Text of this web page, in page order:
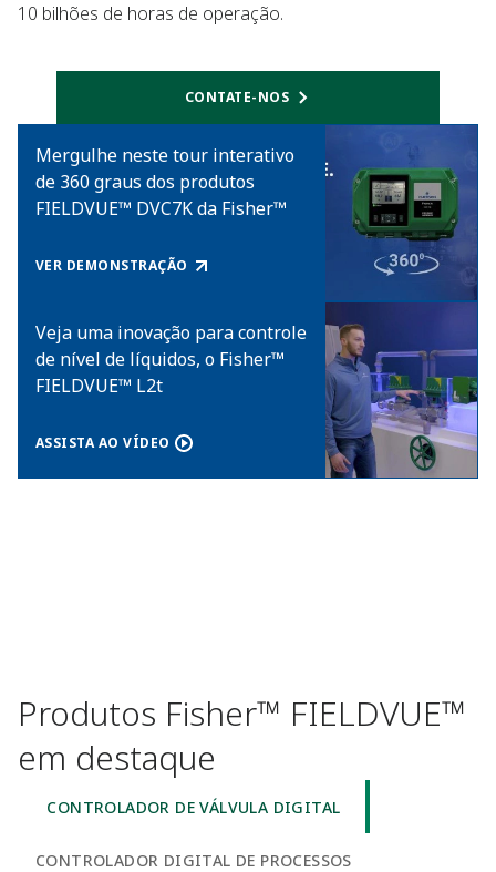
10 bilhões de horas de operação.
CONTATE-NOS
Mergulhe neste tour interativo
de 360 graus dos produtos
FIELDVUE™ DVC7K da Fisher™
VER DEMONSTRAÇÃO
Veja uma inovação para controle
de nível de líquidos, o Fisher™
FIELDVUE™ L2t
ASSISTA AO VÍDEO
Produtos Fisher™ FIELDVUE™
em destaque
CONTROLADOR DE VÁLVULA DIGITAL
CONTROLADOR DIGITAL DE PROCESSOS